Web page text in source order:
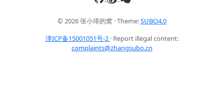
© 2026 张小璋的窝 · Theme:SUBO4.0
津ICP备15001051号-2 · Report illegal content:
complaints@zhangsubo.cn